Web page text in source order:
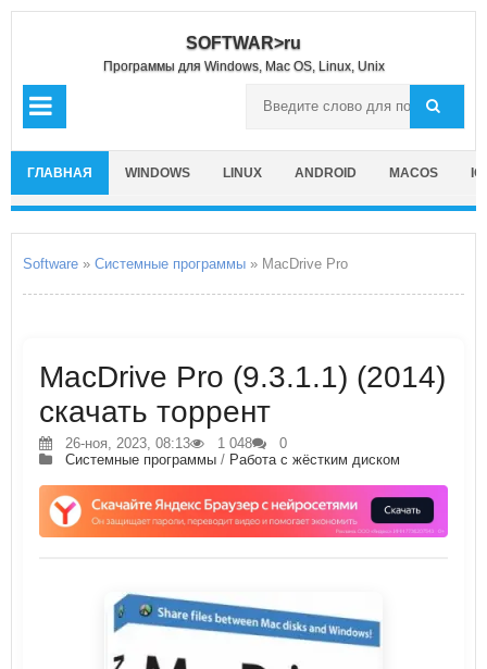
SOFTWAR>ru
Программы для Windows, Mac OS, Linux, Unix
ГЛАВНАЯ WINDOWS LINUX ANDROID MACOS
Software » Системные программы » MacDrive Pro
MacDrive Pro (9.3.1.1) (2014)
скачать торрент
26-ноя, 2023, 08:13 1 048
0
Системные программы / Работа с жёстким диском